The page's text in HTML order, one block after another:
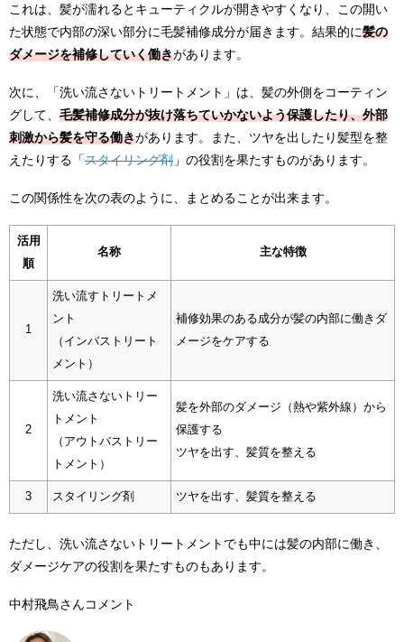
これは、髪が濡れるとキューティクルが開きやすくなり、この開い
た状態で内部の深い部分に毛髪補修成分が届きます。結果的に髪の
ダメージを補修していく働きがあります。
次に、「洗い流さないトリートメント」は、髪の外側をコーティン
グして、 毛髪補修成分が抜け落ちていかないよう保護したり、外部
刺激から髪を守る働きがあります。また、ツヤを出したり髪型を整
えたりする「スタイリング剤 」の役割を果たすものがあります。
この関係性を次の表のように、まとめることが出来ます。
活用
順
名称 主な特徴
1
洗い流すトリートメ
ント
（インバストリート
メント）
補修効果のある成分が髪の内部に働きダ
メージをケアする
2
洗い流さないトリー
トメント
（アウトバストリー
トメント）
髪を外部のダメージ（熱や紫外線）から
保護する
ツヤを出す、髪質を整える
3 スタイリング剤 ツヤを出す、髪質を整える
ただし、洗い流さないトリートメントでも中には髪の内部に働き、
ダメージケアの役割を果たすものもあります。
中村飛鳥さんコメント